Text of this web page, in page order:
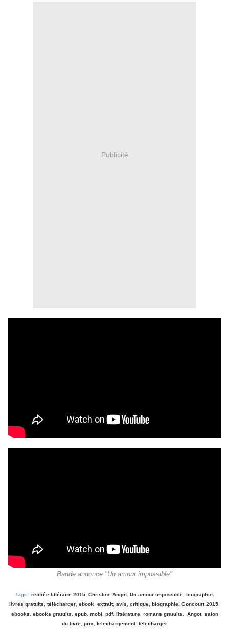
Publicité
Bande annonce "Un amour impossible"
Tags : rentrée littéraire 2015, Christine Angot, Un amour impossible, biographie,
livres gratuits
télécharger ebook extrait, avis critique biographie, Goncourt 2015
ebooks
ebooks gratuits epub, mobi pdf, littérature, romans gratuits Angot, salon
du livre prix telechargement, telecharger